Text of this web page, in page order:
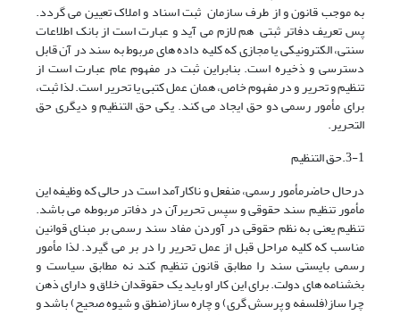
به موجب قانون و از طرف سازمان ثبت اسناد و املاک تعیین می گردد.
پس تعریف دفاتر ثبتی هم لازم می آید و عبارت است از بانک اطلاعات
سنتی، الکترونیکی یا مجازی که کلیه داده های مربوط به سند در آن قابل
دسترسی و ذخیره است. بنابراین ثبت در مفهوم عام عبارت است از
تنظیم و تحریر و در مفهوم خاص، همان عمل کتبی یا تحریر است. لذا ثبت،
برای مأمور رسمی دو حق ایجاد می کند. یکی حق التنظیم و دیگری حق
التحریر.
3-1.حق التنظیم
درحال حاضرمأمور رسمی، منفعل و ناکارآمد است در حالی که وظیفه این
مأمور تنظیم سند حقوقی و سپس تحریرآن در دفاتر مربوطه می باشد.
تنظیم یعنی به نظم حقوقی در آوردن مفاد سند رسمی بر مبنای قوانین
مناسب که کلیه مراحل قبل از عمل تحریر را در بر می گیرد. لذا مأمور
رسمی بایستی سند را مطابق قانون تنظیم کند نه مطابق سیاست و
بخشنامه های دولت. برای این کار او باید یک حقوقدان خلاق و دارای ذهن
چرا ساز(فلسفه و پرسش گری) و چاره ساز(منطق و شیوه صحیح) باشد و